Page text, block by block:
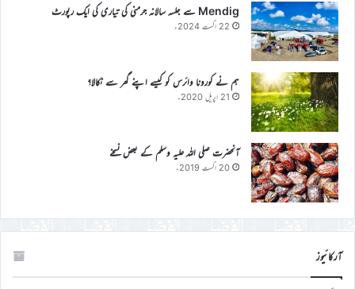
Mendig سے جلسہ سالانہ جرمنی کی تیاری کی ایک رپورٹ
22 اگست 2024ء
ہم نے کورونا وائرس کو کیسے اپنے گھر سے نکالا؟
21 اپریل 2020ء
آنحضرت صلی اللہ علیہ وسلم کے بعض نسخے
20 اگست 2019ء
آرکائیوز